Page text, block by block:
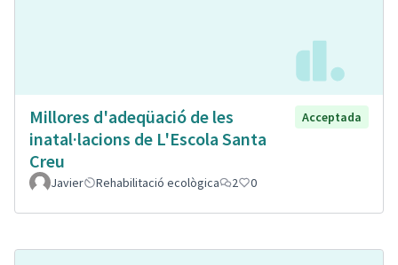
Millores d'adeqüació de les
inatal·lacions de L'Escola Santa
Creu
Acceptada
Javier Rehabilitació ecològica 2 0